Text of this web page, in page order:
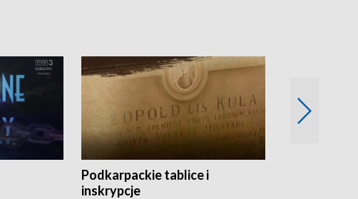
Podkarpackie tablice i
inskrypcje